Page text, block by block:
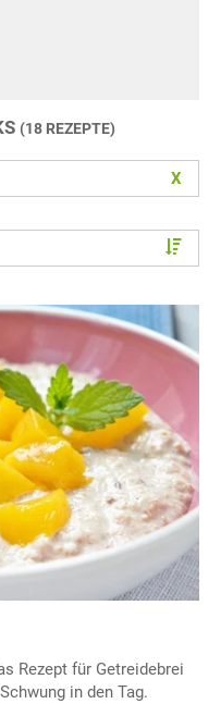
(18 REZEPTE)
X
Rezept für Getreidebrei
in den Tag.